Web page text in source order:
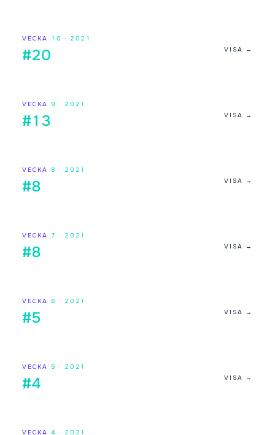
VECKA 10 · 2021
#20 VISA →
VECKA 9 · 2021
#13 VISA →
VECKA 8 · 2021
#8 VISA →
VECKA 7 · 2021
#8 VISA →
VECKA 6 · 2021
#5 VISA →
VECKA 5 · 2021
#4 VISA →
VECKA 4 · 2021